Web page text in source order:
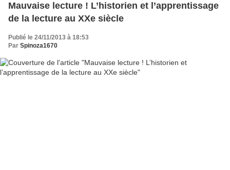
Mauvaise lecture ! L’historien et l’apprentissage
de la lecture au XXe siècle
Publié le 24/11/2013 à 18:53
Par Spinoza1670